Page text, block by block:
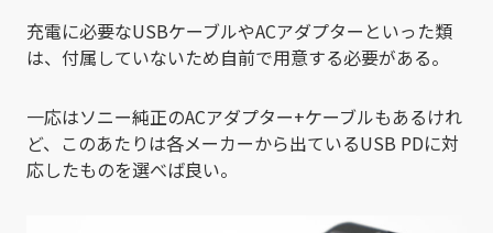
充電に必要なUSBケーブルやACアダプターといった類
は、付属していないため自前で用意する必要がある。
一応はソニー純正のACアダプター+ケーブルもあるけれ
ど、このあたりは各メーカーから出ているUSB PDに対
応したものを選べば良い。